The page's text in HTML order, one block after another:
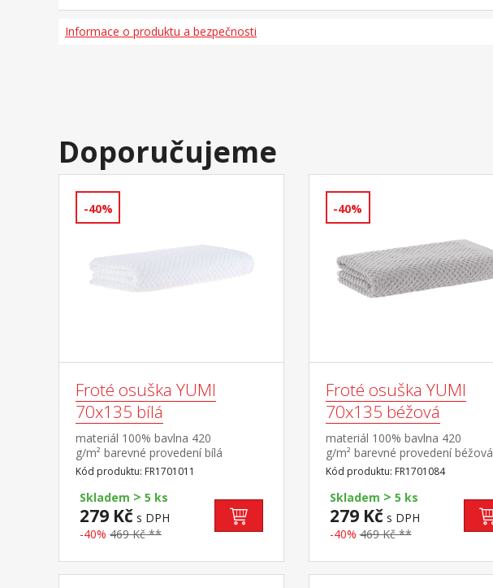
Informace o produktu a bezpečnosti
Doporučujeme
-40%
Froté osuška YUMI
70x135 bílá
materiál 100% bavlna 420
g/m² barevné provedení bílá
Kód produktu: FR1701011
Skladem > 5 ks
279 Kč s DPH
-40% 469 Kč **
-40%
Froté osuška YUMI
70x135 béžová
materiál 100% bavlna 420
g/m² barevné provedení béžová
Kód produktu: FR1701084
Skladem > 5 ks
279 Kč s DPH
-40% 469 Kč **